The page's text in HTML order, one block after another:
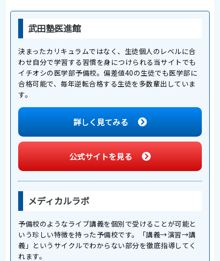
武田塾医進館
決まったカリキュラムではなく、生徒個人のレベルに合
わせ自分で学習する習慣を身につけられる当サイトでも
イチオシの医学部予備校。偏差値40の生徒でも医学部に
合格可能で、毎年逆転合格する生徒を多数輩出していま
す。
詳しく見てみる
公式サイトを見る
メディカルラボ
予備校のようなライブ講義を個別で受けることが可能と
いう珍しい特徴を持った予備校です。「講義→演習→講
義」というサイクルでわからない部分を徹底指導してく
れます。